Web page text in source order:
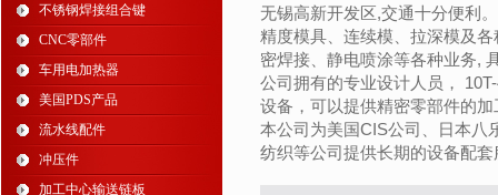
不锈钢焊接组合键
CNC零部件
车用电加热器
美国PDS产品
流水线配件
冲压件
加工中心输送链板
无锡高新开发区,交通十分便利
精度模具、连续模、拉深模及
密焊接、静电喷涂等各种业务,
公司拥有的专业设计人员，
设备，可以提供精密零部件的加
本公司为美国CIS公司、日本八
纺织等公司提供长期的设备配套